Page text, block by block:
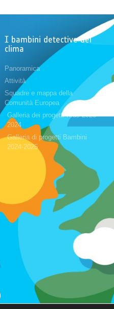
I bambini detective del
clima
Panoramica
Attività
Squadre e mappa della
Comunità Europea
Galleria dei progetti Kids 2023-
2024
Galleria di progetti Bambini
2024-2025